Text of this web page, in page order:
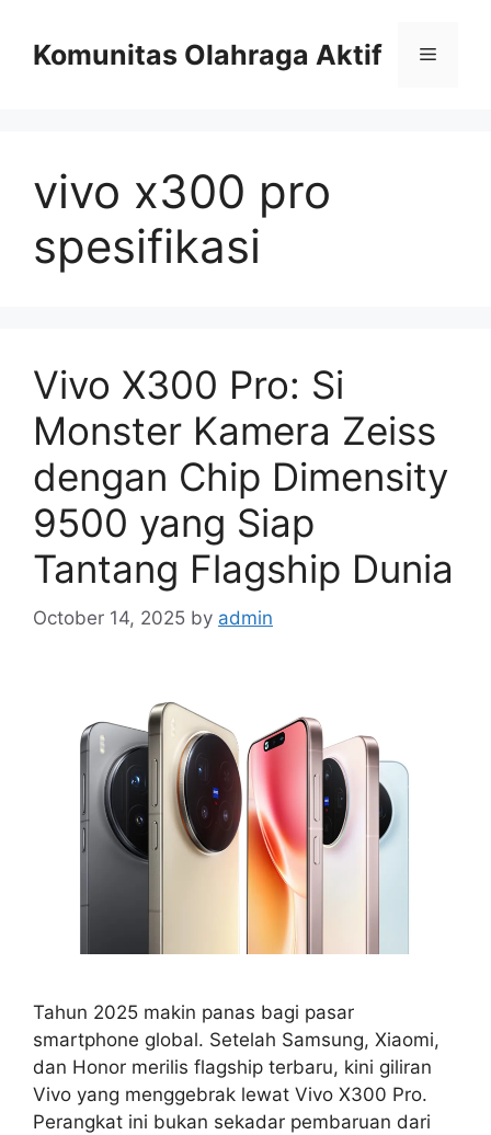
contentKomunitas Olahraga Aktif Menu
vivo x300 pro
spesifikasi
Vivo X300 Pro: Si
Monster Kamera Zeiss
dengan Chip Dimensity
9500 yang Siap
Tantang Flagship Dunia
October 14, 2025 by admin
Tahun 2025 makin panas bagi pasar
smartphone global. Setelah Samsung, Xiaomi,
dan Honor merilis flagship terbaru, kini giliran
Vivo yang menggebrak lewat Vivo X300 Pro.
Perangkat ini bukan sekadar pembaruan dari